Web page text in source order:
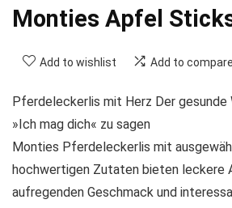
Monties Apfel
Add to wishlist Add to compare
Pferdeleckerlis mit Herz Der gesunde
»Ich mag dich« zu sagen
Monties Pferdeleckerlis mit
hochwertigen Zutaten bieten leckere
aufregenden Geschmack und